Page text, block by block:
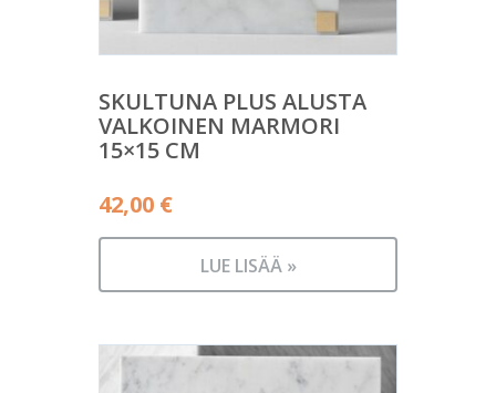
SKULTUNA PLUS ALUSTA
VALKOINEN MARMORI
15×15 CM
42,00 €
LUE LISÄÄ »